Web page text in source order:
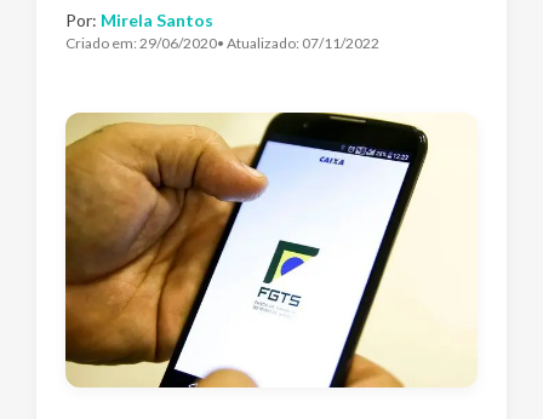
Por: Mirela Santos
Criado em: 29/06/2020• Atualizado: 07/11/2022